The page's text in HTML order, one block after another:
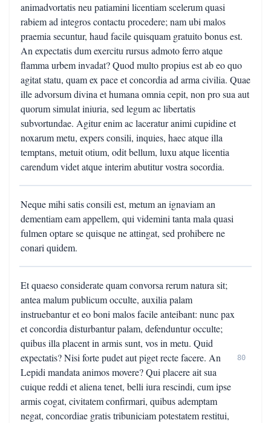
animadvortatis neu patiamini licentiam scelerum quasi
rabiem ad integros contactu procedere; nam ubi malos
praemia secuntur, haud facile quisquam gratuito bonus est.
An expectatis dum exercitu rursus admoto ferro atque
flamma urbem invadat? Quod multo propius est ab eo quo
agitat statu, quam ex pace et concordia ad arma civilia. Quae
ille advorsum divina et humana omnia cepit, non pro sua aut
quorum simulat iniuria, sed legum ac libertatis
subvortundae. Agitur enim ac laceratur animi cupidine et
noxarum metu, expers consili, inquies, haec atque illa
temptans, metuit otium, odit bellum, luxu atque licentia
carendum videt atque interim abutitur vostra socordia.
Neque mihi satis consili est, metum an ignaviam an
dementiam eam appellem, qui videmini tanta mala quasi
fulmen optare se quisque ne attingat, sed prohibere ne
conari quidem.
Et quaeso considerate quam convorsa rerum natura sit;
antea malum publicum occulte, auxilia palam
instruebantur et eo boni malos facile anteibant: nunc pax
et concordia disturbantur palam, defenduntur occulte;
quibus illa placent in armis sunt, vos in metu. Quid
expectatis? Nisi forte pudet aut piget recte facere. An
Lepidi mandata animos movere? Qui placere ait sua
cuique reddi et aliena tenet, belli iura rescindi, cum ipse
armis cogat, civitatem confirmari, quibus ademptam
negat, concordiae gratis tribuniciam potestatem restitui,
80